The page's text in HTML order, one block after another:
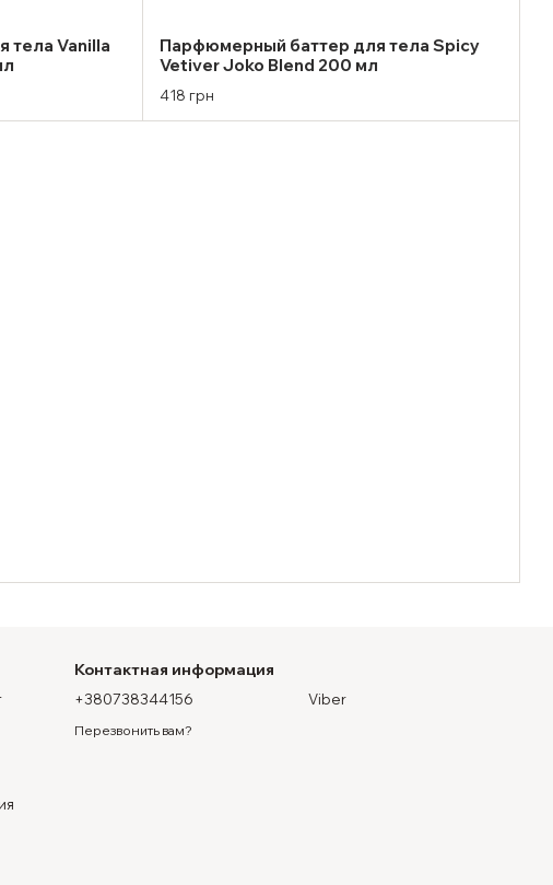
тела Vanilla
Парфюмерный баттер для тела Spicy
Vetiver Joko Blend 200 мл
418 грн
Контактная информация
+380738344156
Перезвонить вам?
Viber